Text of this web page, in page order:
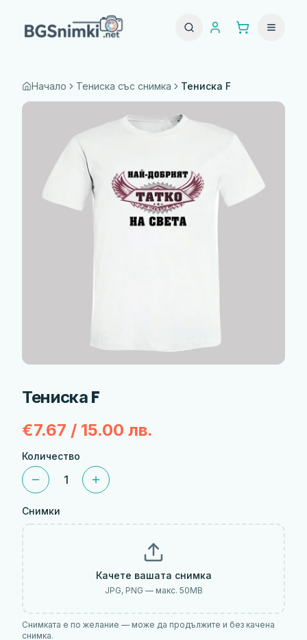
Начало Тениска със снимка Тениска F
Тениска F
€7.67 / 15.00 лв.
Количество
1
Снимки
Качете вашата снимка
JPG, PNG — макс. 50MB
Снимката е по желание — може да продължите и без качена
снимка.